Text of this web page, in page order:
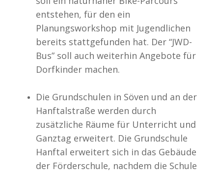
entstehen, für den ein
Planungsworkshop mit Jugendlichen
bereits stattgefunden hat. Der “JWD-
Bus” soll auch weiterhin Angebote für
Dorfkinder machen.
Die Grundschulen in Söven und an der
Hanftalstraße werden durch
zusätzliche Räume für Unterricht und
Ganztag erweitert. Die Grundschule
Hanftal erweitert sich in das Gebäude
der Förderschule, nachdem die Schule